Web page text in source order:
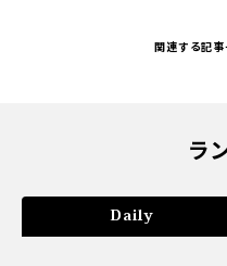
関連する記
ラ
Daily